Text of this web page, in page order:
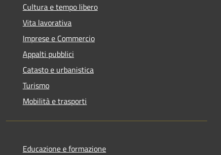
Cultura e tempo libero
Vita lavorativa
Imprese e Commercio
Appalti pubblici
Catasto e urbanistica
Turismo
Mobilità e trasporti
Educazione e formazione